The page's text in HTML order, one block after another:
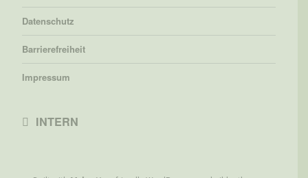
Datenschutz
Barrierefreiheit
Impressum
 INTERN